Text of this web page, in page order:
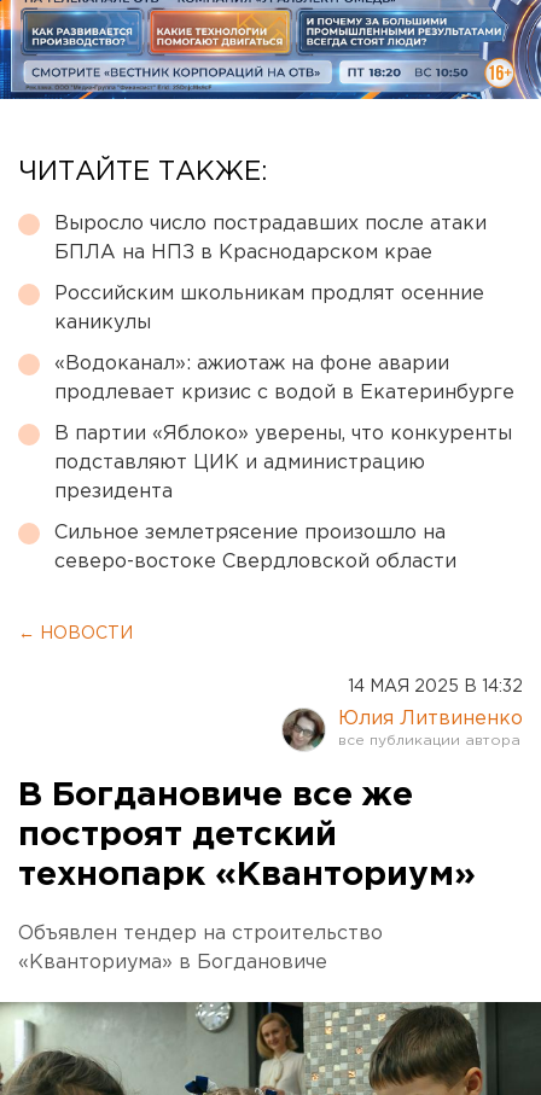
ЧИТАЙТЕ ТАКЖЕ:
Выросло число пострадавших после атаки
БПЛА на НПЗ в Краснодарском крае
Российским школьникам продлят осенние
каникулы
«Водоканал»: ажиотаж на фоне аварии
продлевает кризис с водой в Екатеринбурге
В партии «Яблоко» уверены, что конкуренты
подставляют ЦИК и администрацию
президента
Сильное землетрясение произошло на
северо-востоке Свердловской области
← НОВОСТИ
14 МАЯ 2025 В 14:32
Юлия Литвиненко
В Богдановиче все же
построят детский
технопарк «Кванториум»
Объявлен тендер на строительство
«Кванториума» в Богдановиче